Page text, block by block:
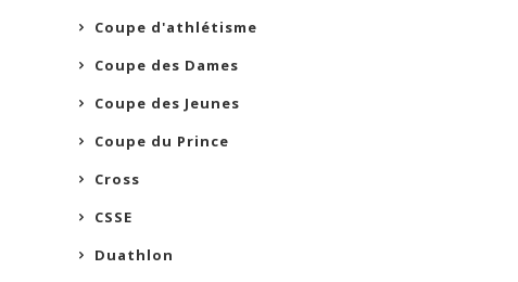
Coupe d'athlétisme
Coupe des Dames
Coupe des Jeunes
Coupe du Prince
Cross
CSSE
Duathlon